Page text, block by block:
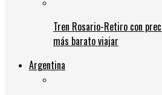
Tren Rosario-Retiro con
más barato viajar
Argentina